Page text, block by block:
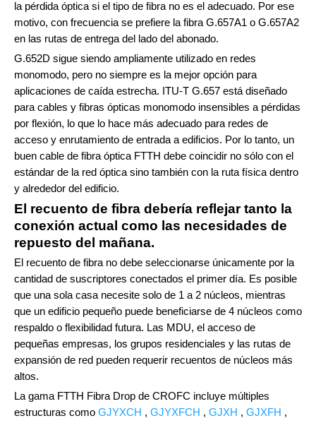
la pérdida óptica si el tipo de fibra no es el adecuado. Por ese
motivo, con frecuencia se prefiere la fibra G.657A1 o G.657A2
en las rutas de entrega del lado del abonado.
G.652D sigue siendo ampliamente utilizado en redes
monomodo, pero no siempre es la mejor opción para
aplicaciones de caída estrecha. ITU-T G.657 está diseñado
para cables y fibras ópticas monomodo insensibles a pérdidas
por flexión, lo que lo hace más adecuado para redes de
acceso y enrutamiento de entrada a edificios. Por lo tanto, un
buen cable de fibra óptica FTTH debe coincidir no sólo con el
estándar de la red óptica sino también con la ruta física dentro
y alrededor del edificio.
El recuento de fibra debería reflejar tanto la
conexión actual como las necesidades de
repuesto del mañana.
El recuento de fibra no debe seleccionarse únicamente por la
cantidad de suscriptores conectados el primer día. Es posible
que una sola casa necesite solo de 1 a 2 núcleos, mientras
que un edificio pequeño puede beneficiarse de 4 núcleos como
respaldo o flexibilidad futura. Las MDU, el acceso de
pequeñas empresas, los grupos residenciales y las rutas de
expansión de red pueden requerir recuentos de núcleos más
altos.
La gama FTTH Fibra Drop de CROFC incluye múltiples
estructuras como GJYXCH , GJYXFCH , GJXH , GJXFH ,